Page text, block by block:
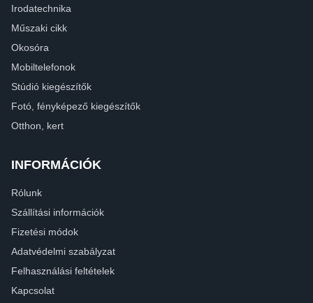
Irodatechnika
Műszaki cikk
Okosóra
Mobiltelefonok
Stúdió kiegészítők
Fotó, fényképező kiegészítők
Otthon, kert
INFORMÁCIÓK
Rólunk
Szállítási információk
Fizetési módok
Adatvédelmi szabályzat
Felhasználási feltételek
Kapcsolat